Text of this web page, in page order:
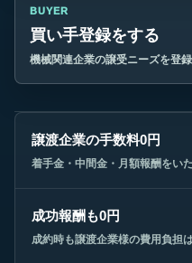
BUYER
買い手登録をする
機械関連企業の譲受ニーズを登録
譲渡企業の手数料0円
着手金・中間金・月額報酬をい
成功報酬も0円
成約時も譲渡企業様の費用負担